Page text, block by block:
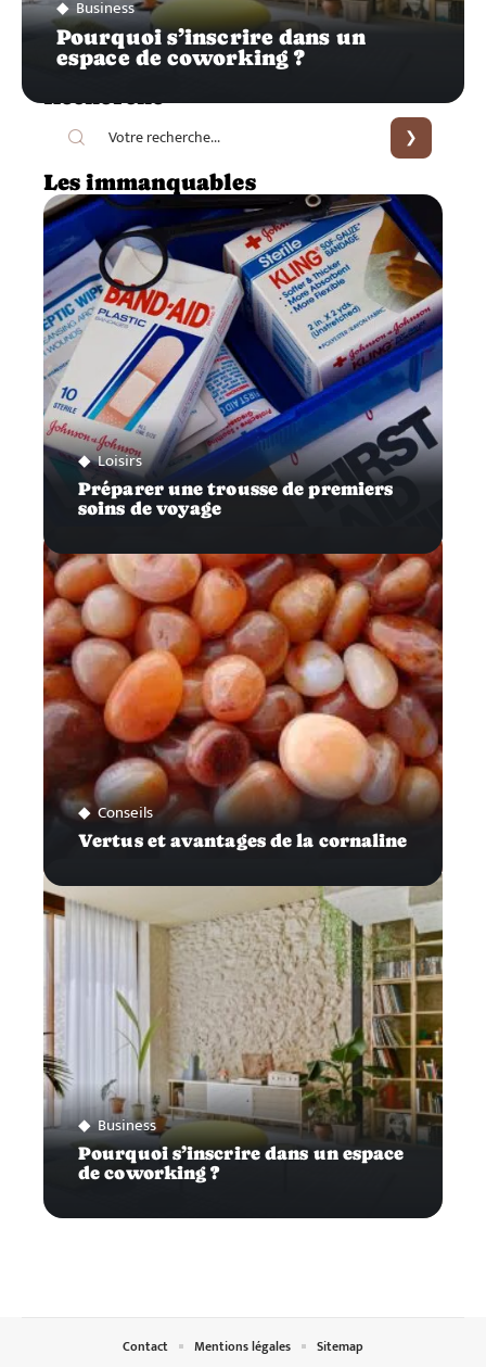
Business
Pourquoi s’inscrire dans un
espace de coworking ?
Les immanquables
Loisirs
Préparer une trousse de premiers
soins de voyage
Conseils
Vertus et avantages de la cornaline
Business
Pourquoi s’inscrire dans un espace
de coworking ?
Contact Mentions légales Sitemap